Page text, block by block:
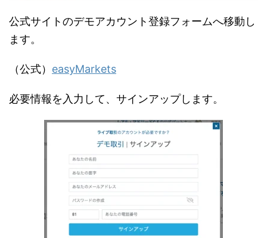
公式サイトのデモアカウント登録フォームへ移動し
ます。
（公式） easyMarkets
必要情報を入力して、サインアップします。